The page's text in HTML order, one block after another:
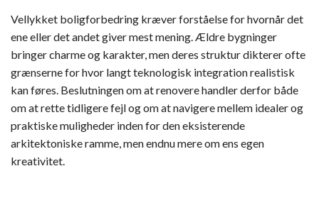
Vellykket boligforbedring kræver forståelse for hvornår det
ene eller det andet giver mest mening. Ældre bygninger
bringer charme og karakter, men deres struktur dikterer ofte
grænserne for hvor langt teknologisk integration realistisk
kan føres. Beslutningen om at renovere handler derfor både
om at rette tidligere fejl og om at navigere mellem idealer og
praktiske muligheder inden for den eksisterende
arkitektoniske ramme, men endnu mere om ens egen
kreativitet.